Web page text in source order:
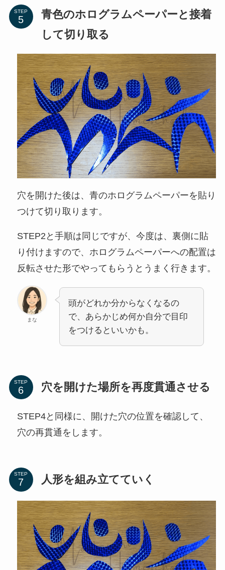
STEP
青色のホログラムペーパーと接着
して切り取る
穴を開けた後は、青のホログラムペーパーを貼り
つけて切り取ります。
STEP2と手順は同じですが、今度は、裏側に貼
り付けますので、ホログラムペーパーへの配置は
反転させた形でやってもらうとうまく行きます。
まな
頭がどれか分からなくなるの
で、あらかじめ何か自分で目印
をつけるといいかも。
STEP 穴を開けた場所を再度貫通させる
STEP4と同様に、開けた穴の位置を確認して、
穴の再貫通をします。
STEP 人形を組み立てていく